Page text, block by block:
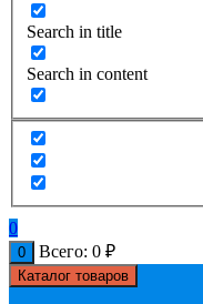
Search in title
Search in content
0
0 Всего: 0 ₽
Каталог товаров